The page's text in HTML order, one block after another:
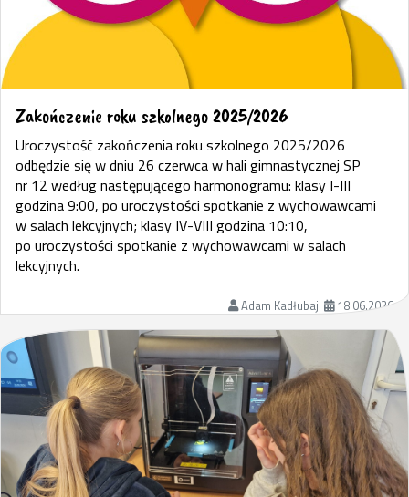
Zakończenie roku szkolnego 2025/2026
Uroczystość zakończenia roku szkolnego 2025/2026
odbędzie się w dniu 26 czerwca w hali gimnastycznej SP
nr 12 według następującego harmonogramu: klasy I-III
godzina 9:00, po uroczystości spotkanie z wychowawcami
w salach lekcyjnych; klasy IV-VIII godzina 10:10,
po uroczystości spotkanie z wychowawcami w salach
lekcyjnych.
Adam Kadłubaj 18.06.2026